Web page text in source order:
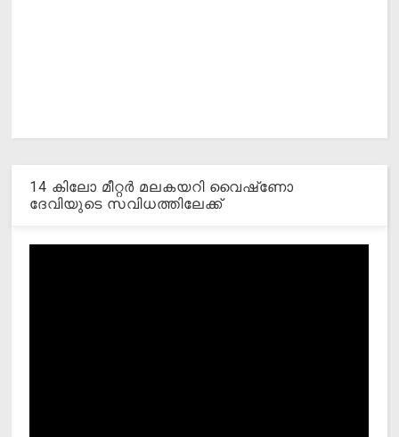
14 കിലോ മീറ്റര്‍ മലകയറി വൈഷ്‌ണോ
ദേവിയുടെ സവിധത്തിലേക്ക്